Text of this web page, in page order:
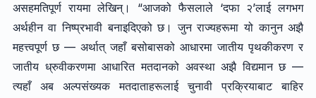
असहमतिपूर्ण रायमा लेखिन्। “आजको फैसलाले ‘दफा २’लाई लगभग
अर्थहीन वा निष्प्रभावी बनाइदिएको छ। जुन राज्यहरूमा यो कानुन अझै
महत्त्वपूर्ण छ — अर्थात् जहाँ बसोबासको आधारमा जातीय पृथकीकरण र
जातीय ध्रुवीकरणमा आधारित मतदानको अवस्था अझै विद्यमान छ —
त्यहाँ अब अल्पसंख्यक मतदाताहरूलाई चुनावी प्रक्रियाबाट बाहिर